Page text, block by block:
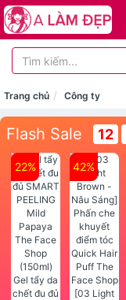
Trang chủ Công ty
Flash Sale 12
22%
Gel tẩy da
chết đu đủ
42%
[03 Light